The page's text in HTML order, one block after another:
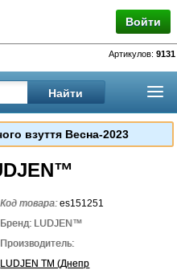
Войти
Артикулов: 9131
взуття Весна-2023
Код товара:es151251
Бренд: LUDJEN™
Производитель:
LUDJEN TM (Днепр